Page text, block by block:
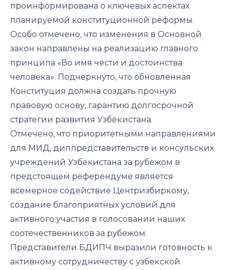
проинформирована о ключевых аспектах
планируемой конституционной реформы.
Особо отмечено, что изменения в Основной
закон направлены на реализацию главного
принципа «Во имя чести и достоинства
человека». Подчеркнуто, что обновленная
Конституция должна создать прочную
правовую основу, гарантию долгосрочной
стратегии развития Узбекистана.
Отмечено, что приоритетными направлениями
для МИД, диппредставительств и консульских
учреждений Узбекистана за рубежом в
предстоящем референдуме является
всемерное содействие Центризбиркому,
создание благоприятных условий для
активного участия в голосовании наших
соотечественников за рубежом.
Представители БДИПЧ выразили готовность к
активному сотрудничеству с узбекской